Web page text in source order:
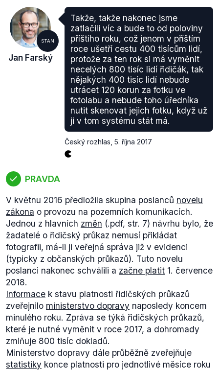
aktuálněplní
(.pdf, str. 7–8) všechna z nich, kromě
účasti v mechanismu směnných kurzů, tzv. ERM II,
do kterých se
musízapojit po dobu minimálně dvou
Dosavadnípozicečeské vlády k zapojení do tohoto
kurzového uspořádání vychází z názoru, že na
účast v mechanismu ERM II je nutno pohlížet pouze
jako na bránu umožňující přistoupení k eurozóně a
nikoli jako na optimální formu kurzového režimu pro
českou korunu. Zapojení do ERM II lze proto
očekávat až v okamžiku, kdy si vláda vyjasní
vhodné načasování vstupu do eurozóny.
Podle vyhodnocení jak Evropské
republika aktuálně není připravena vstoupit jak do
ERM II, tak do eurozóny. Pokud by se tak ale
rozhodla, ovlivňuje ji jen periodicita vyhodnocování
konvergenčních kritérií Evropskou komisí, která
zpracovává zprávy co dva roky. Jinak je proces
naplánován tak, aby státmohl přijmout euro 1. ledna
následujícího roku od data, kdy o to požádá.
I s přihlédnutím na nutnou změnu legislativy a
jednání nové vlády, které by následovalo, než by
podobné rozhodnutí bylo přijato, hodnotíme odhad
Jana Farského v horizontu tří až čtyř let jako reálný.
STAN
Jan Farský
Takže, takže nakonec jsme
zatlačili víc a bude to od poloviny
příštího roku, což jenom v příštím
roce ušetří cestu 400 tisícům lidí,
protože za ten rok si má vyměnit
necelých 800 tisíc lidí řidičák, tak
nějakých 400 tisíc lidí nebude
utrácet 120 korun za fotku ve
fotolabu a nebude toho úředníka
nutit skenovat jejich fotku, když už
ji v tom systému stát má.
Český rozhlas 5. října 2017
PRAVDA
V květnu 2016 předložila skupina poslanců novelu
zákona o provozu na pozemních komunikacích.
Jednou z hlavních změn (.pdf, str. 7) návrhu bylo, že
žadatelé o řidičský průkaz nemusí přikládat
fotografii, má-li ji veřejná správa již v evidenci
(typicky z občanských průkazů). Tuto novelu
poslanci nakonec schválili a začne platit 1. července
2018.
Informace k stavu platnosti řidičských průkazů
zveřejnilo ministerstvo dopravy naposledy koncem
minulého roku. Zpráva se týká řidičských průkazů,
které je nutné vyměnit v roce 2017, a dohromady
zmiňuje 800 tisíc dokladů.
Ministerstvo dopravy dále průběžně zveřejňuje
statistiky konce platnosti pro jednotlivé měsíce roku